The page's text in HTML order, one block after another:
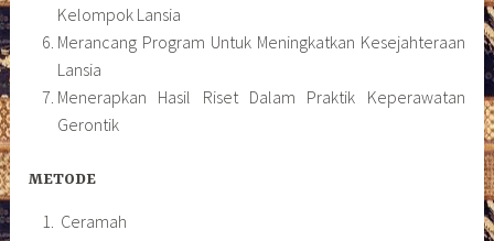
Kelompok Lansia
Merancang Program Untuk Meningkatkan Kesejahteraan
Lansia
Menerapkan Hasil Riset Dalam Praktik Keperawatan
Gerontik
METODE
Ceramah